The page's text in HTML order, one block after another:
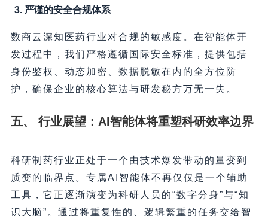
3. 严谨的安全合规体系
数商云深知医药行业对合规的敏感度。在智能体开
发过程中，我们严格遵循国际安全标准，提供包括
身份鉴权、动态加密、数据脱敏在内的全方位防
护，确保企业的核心算法与研发秘方万无一失。
五、 行业展望：AI智能体将重塑科研效率边界
科研制药行业正处于一个由技术爆发带动的量变到
质变的临界点。专属AI智能体不再仅仅是一个辅助
工具，它正逐渐演变为科研人员的“数字分身”与“知
识大脑”。通过将重复性的、逻辑繁重的任务交给智